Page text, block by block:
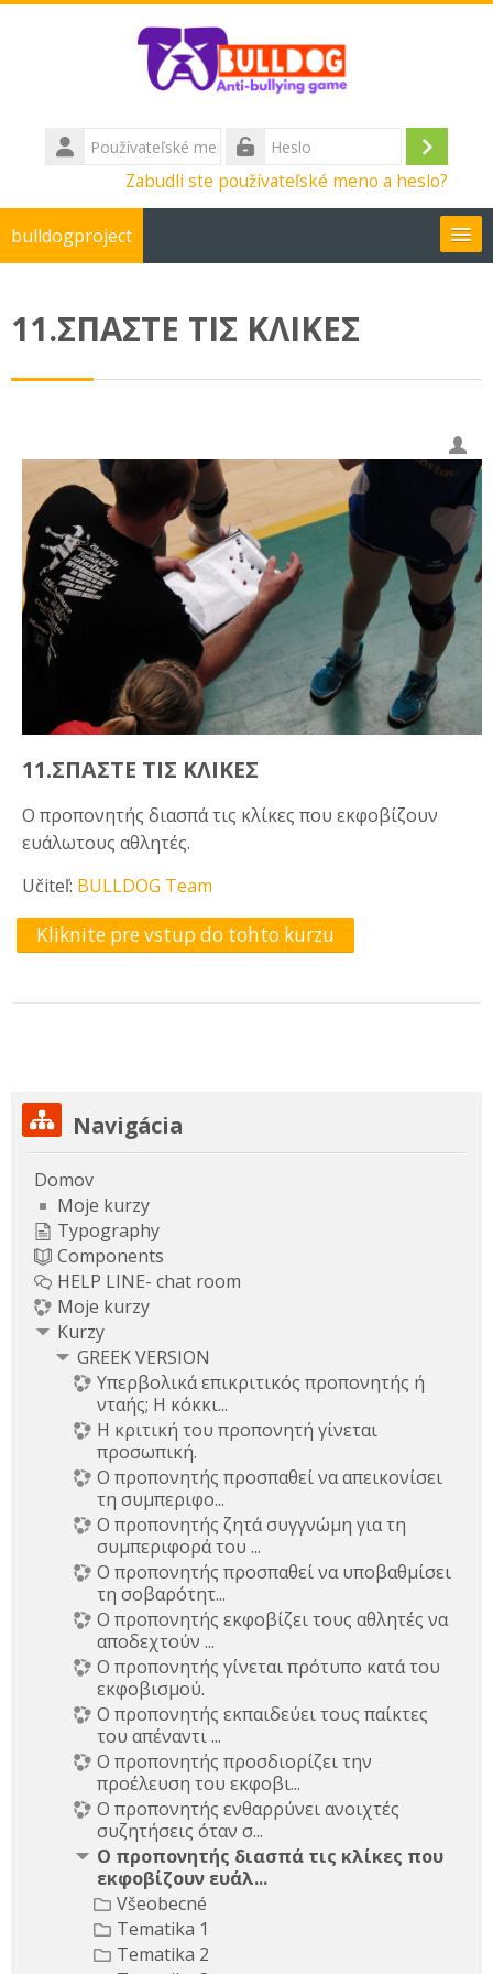
Preskočiť na hlavný obsah
Používateľské
meno
Zabudli ste používateľské meno a heslo?
bulldogproject
Vyhľadať
11.ΣΠΑΣΤΕ ΤΙΣ ΚΛΙΚΕΣ
11.ΣΠΑΣΤΕ ΤΙΣ ΚΛΙΚΕΣ
Ο προπονητής διασπά τις κλίκες που εκφοβίζουν
ευάλωτους αθλητές.
Učiteľ: BULLDOG Team
Kliknite pre vstup do tohto kurzu
Preskočiť Navigácia
Navigácia
Domov
Moje kurzy
Typography
Components
HELP LINE- chat room
Moje kurzy
Kurzy
GREEK VERSION
Υπερβολικά επικριτικός προπονητής ή
νταής; Η κόκκι...
Η κριτική του προπονητή γίνεται
προσωπική.
Ο προπονητής προσπαθεί να απεικονίσει
τη συμπεριφο...
Ο προπονητής ζητά συγγνώμη για τη
συμπεριφορά του ...
Ο προπονητής προσπαθεί να υποβαθμίσει
τη σοβαρότητ...
Ο προπονητής εκφοβίζει τους αθλητές να
αποδεχτούν ...
Ο προπονητής γίνεται πρότυπο κατά του
εκφοβισμού.
Ο προπονητής εκπαιδεύει τους παίκτες
του απέναντι ...
Ο προπονητής προσδιορίζει την
προέλευση του εκφοβι...
Ο προπονητής ενθαρρύνει ανοιχτές
συζητήσεις όταν σ...
Ο προπονητής διασπά τις κλίκες που
εκφοβίζουν ευάλ...
Všeobecné
Tematika 1
Tematika 2